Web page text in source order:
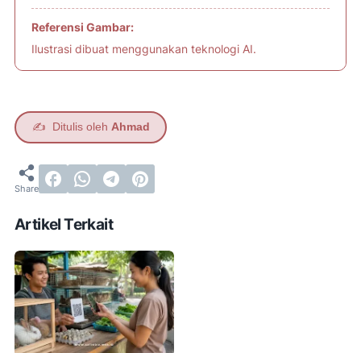
Referensi Gambar:
Ilustrasi dibuat menggunakan teknologi AI.
✍️ Ditulis oleh Ahmad
Artikel Terkait